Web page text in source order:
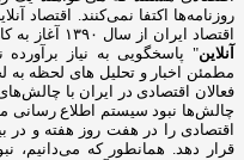
روزنامه‌ها اکتفا نمی‌کنند. اقتصاد
اقتصاد ایران از سال ۱۳۹۰ آغاز به کار کرده است. هدف ما از راه اندازی "
آنلاین" پاسخگویی به نیاز
مطمئن اخبار و تحلیل های لحظه
فعالان اقتصادی در ایران با
چالش‌ها نبود سیستم اطلاع رسانی
اقتصادی را در هفت روز هفته و در
قرار دهد. همانطور که می‌دانیم،